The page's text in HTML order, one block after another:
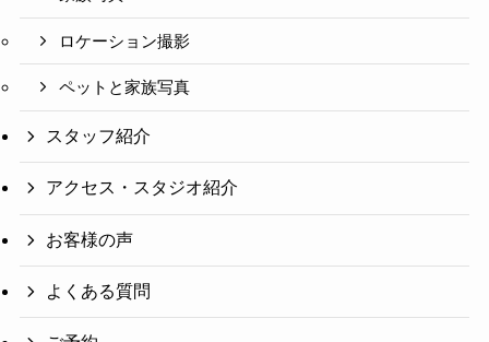
ロケーション撮影
ペットと家族写真
スタッフ紹介
アクセス・スタジオ紹介
お客様の声
よくある質問